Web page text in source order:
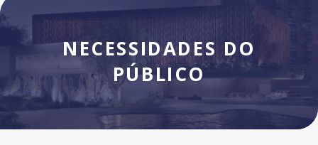
NECESSIDADES DO
PÚBLICO